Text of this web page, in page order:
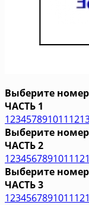
Выберите номер
ЧАСТЬ 1
12345789101112
Выберите номер
ЧАСТЬ 2
123456789101112
Выберите номер
ЧАСТЬ 3
123456789101112